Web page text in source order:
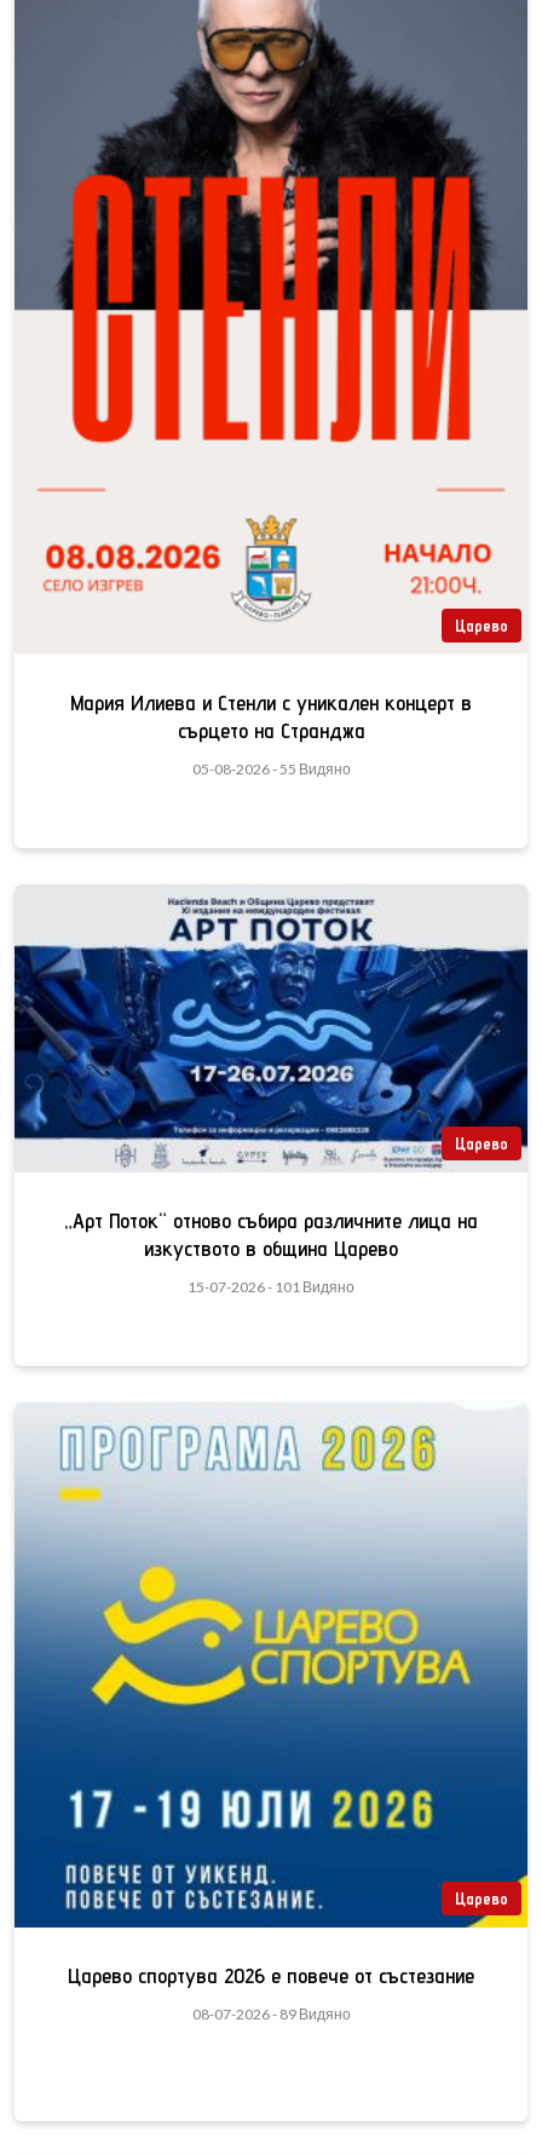
Царево
Мария Илиева и Стенли с уникален концерт в
сърцето на Странджа
05-08-2026 - 55 Видяно
Царево
„Арт Поток“ отново събира различните лица на
изкуството в община Царево
15-07-2026 - 101 Видяно
Царево
Царево спортува 2026 е повече от състезание
08-07-2026 - 89 Видяно